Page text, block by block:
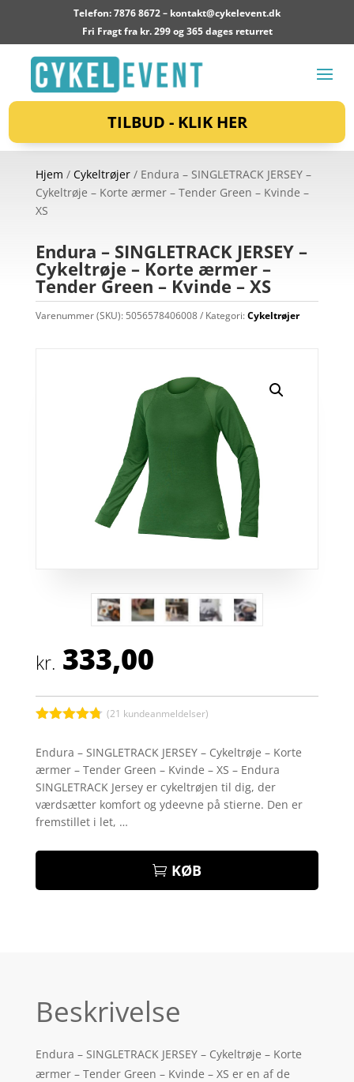
Telefon: 7876 8672 – kontakt@cykelevent.dk
Fri Fragt fra kr. 299 og 365 dages returret
TILBUD - KLIK HER
Hjem / Cykeltrøjer/ Endura – SINGLETRACK JERSEY –
Cykeltrøje – Korte ærmer – Tender Green – Kvinde –
XS
Endura – SINGLETRACK JERSEY –
Cykeltrøje – Korte ærmer –
Tender Green – Kvinde – XS
Varenummer (SKU): 5056578406008 Kategori:Cykeltrøjer
kr. 333,00
ud af 5
baseret på
kundebedø
mmelser
(21 kundeanmeldelser)
Endura – SINGLETRACK JERSEY – Cykeltrøje – Korte
ærmer – Tender Green – Kvinde – XS – Endura
SINGLETRACK Jersey er cykeltrøjen til dig, der
værdsætter komfort og ydeevne på stierne. Den er
fremstillet i let, …
KØB
Beskrivelse
Endura – SINGLETRACK JERSEY – Cykeltrøje – Korte
ærmer – Tender Green – Kvinde – XS er en af de